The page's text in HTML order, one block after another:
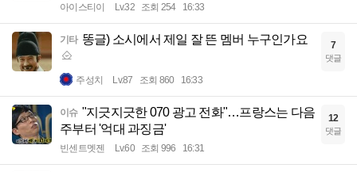
아이스티이 Lv.32 조회 254 16:33
기타 똥글) 소시에서 제일 잘 뜬 멤버 누구인가요
주성치 Lv.87 조회 860 16:33
7
댓글
이슈 "지긋지긋한 070 광고 전화"…프랑스는 다음
주부터 '억대 과징금'
빈센트멧젠 Lv.60 조회 996 16:31
12
댓글